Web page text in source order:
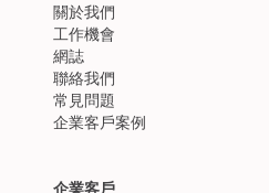
關於我們
工作機會
網誌
聯絡我們
常見問題
企業客戶案例